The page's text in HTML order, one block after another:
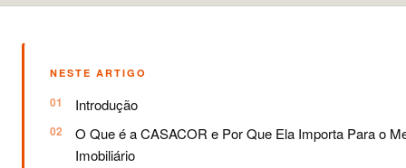
NESTE ARTIGO
Introdução
O Que é a CASACOR e Por Que Ela Importa Para o
Imobiliário